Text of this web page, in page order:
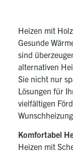
Heizen mit
Gesunde
sind
alternativen
Sie nicht nur
Lösungen für
vielfältigen
Komfortabel
Heizen mit